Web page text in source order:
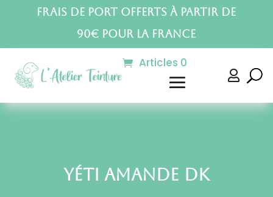
Frais de port offerts à partir de
90€ pour la France
Articles 0

Yéti Amande DK